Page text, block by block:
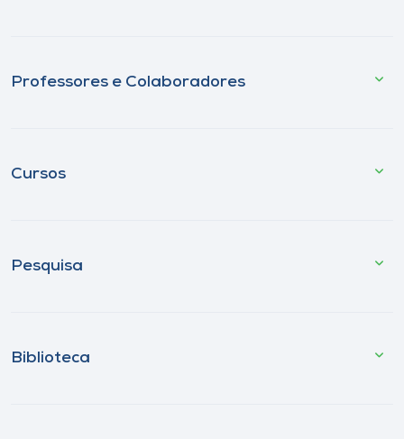
Professores e Colaboradores
Cursos
Pesquisa
Biblioteca